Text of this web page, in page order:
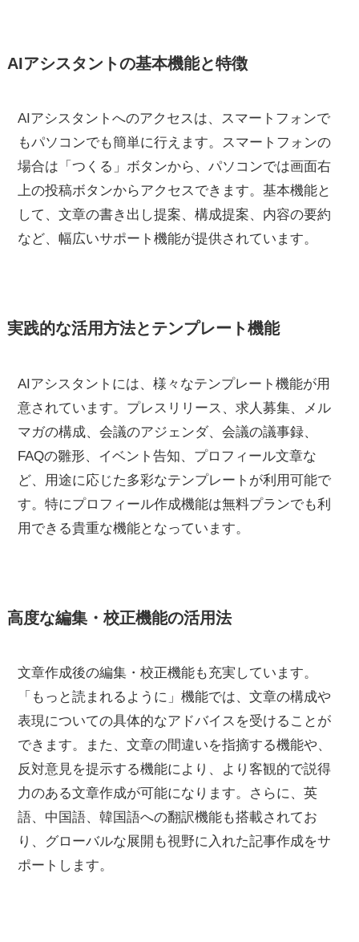
AIアシスタントの基本機能と特徴
AIアシスタントへのアクセスは、スマートフォンで
もパソコンでも簡単に行えます。スマートフォンの
場合は「つくる」ボタンから、パソコンでは画面右
上の投稿ボタンからアクセスできます。基本機能と
して、文章の書き出し提案、構成提案、内容の要約
など、幅広いサポート機能が提供されています。
実践的な活用方法とテンプレート機能
AIアシスタントには、様々なテンプレート機能が用
意されています。プレスリリース、求人募集、メル
マガの構成、会議のアジェンダ、会議の議事録、
FAQの雛形、イベント告知、プロフィール文章な
ど、用途に応じた多彩なテンプレートが利用可能で
す。特にプロフィール作成機能は無料プランでも利
用できる貴重な機能となっています。
高度な編集・校正機能の活用法
文章作成後の編集・校正機能も充実しています。
「もっと読まれるように」機能では、文章の構成や
表現についての具体的なアドバイスを受けることが
できます。また、文章の間違いを指摘する機能や、
反対意見を提示する機能により、より客観的で説得
力のある文章作成が可能になります。さらに、英
語、中国語、韓国語への翻訳機能も搭載されてお
り、グローバルな展開も視野に入れた記事作成をサ
ポートします。